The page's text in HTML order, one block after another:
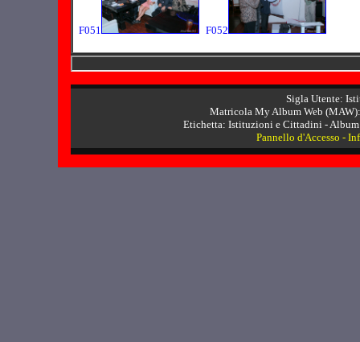
F051 F052
Sigla Utente:
Matricola My Album Web
Etichetta: Istituzioni e Cittadini -
Pannello d'Accesso -